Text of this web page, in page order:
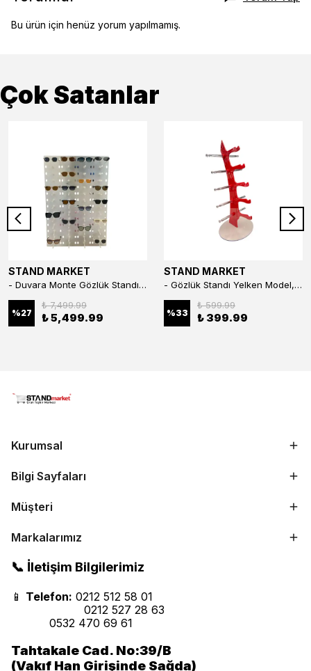
Bu ürün için henüz yorum yapılmamış.
Çok Satanlar
STAND MARKET
- Duvara Monte Gözlük Standı 56'li Pleksi Glass | 99x67 cm Gözlük Teşhir Standı
%27
₺ 7,499.99
₺ 5,499.99
STAND MARKET
- Gözlük Standı Yelken Model, 5 Gözlük Kapasiteli Standı Kırmızı
%33
₺ 599.99
₺ 399.99
Kurumsal
Bilgi Sayfaları
Müşteri
Markalarımız
📞 İletişim Bilgilerimiz
📱 Telefon: 0212 512 58 01
0212 527 28 63
0532 470 69 61
Tahtakale Cad. No:39/B
(Vakıf Han Girişinde Sağda)